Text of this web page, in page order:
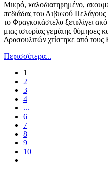
Μικρό, καλοδιατηρημένο,
πεδιάδας του Λιβυκού
το Φραγκοκάστελο ξετυλίγει
μιας ιστορίας γεμάτης θύμησες
Δροσουλιτών χτίστηκε από
Περισσότερα...
1
2
3
4
...
6
7
8
9
10